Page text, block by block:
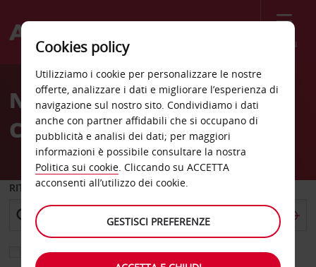
Menù
Welcome
AvisNoleggio auto Corpus
Christi
RITIRO DA
Scegli una località di riconsegna diversa
Cookies policy
Utilizziamo i cookie per personalizzare le nostre
offerte, analizzare i dati e migliorare l’esperienza di
navigazione sul nostro sito. Condividiamo i dati
anche con partner affidabili che si occupano di
pubblicità e analisi dei dati; per maggiori
informazioni è possibile consultare la nostra
Politica sui cookie. Cliccando su ACCETTA
acconsenti all’utilizzo dei cookie.
GESTISCI PREFERENZE